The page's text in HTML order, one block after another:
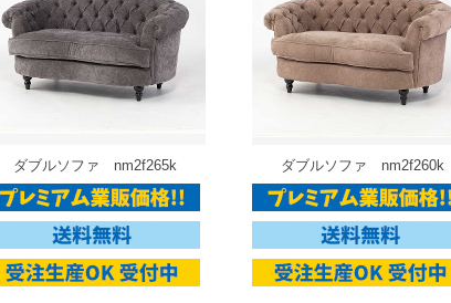
ダブルソファ nm2f265k ダブルソファ nm2f260k